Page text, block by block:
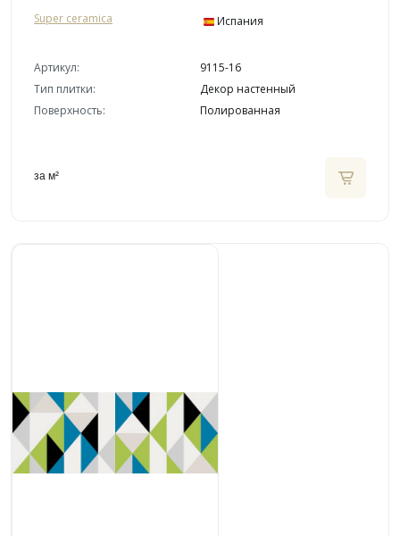
Super ceramica Испания
Артикул:
9115-16
Тип плитки:
Декор настенный
Поверхность:
Полированная
за м²